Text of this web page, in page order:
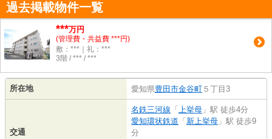
過去掲載物件一覧
***万円
(管理費・共益費 ***円)
敷：***｜礼：***
3階 / *** / ***
所在地 愛知県豊田市金谷町 ５丁目3
交通
名鉄三河線 「 上挙母 」駅 徒歩4分
愛知環状鉄道 「 新上挙母 」駅 徒歩9
分